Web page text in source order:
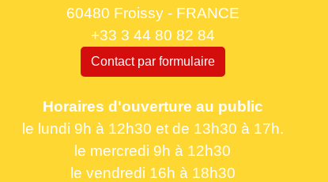
60480 Froissy - FRANCE
+33 3 44 80 82 84
Contact par formulaire
Horaires d'ouverture au public
le lundi 9h à 12h30 et de 13h30 à 17h.
le mercredi 9h à 12h30
le vendredi 16h à 18h30